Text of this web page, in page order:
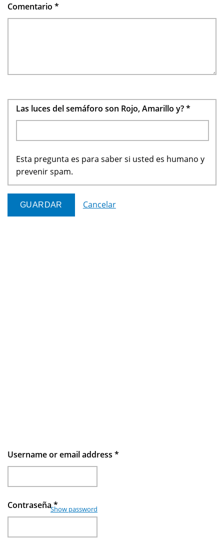
Comentario *
Las luces del semáforo son Rojo, Amarillo y?*
Esta pregunta es para saber si usted es humano y
prevenir spam.
Cancelar
Username or email address *
Contraseña*
Show password